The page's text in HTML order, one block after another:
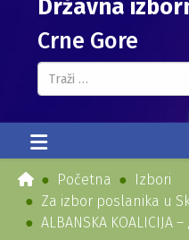
Državna
Crne Gore
Pretraga...
Početna
Izbori
Za izbor poslanika u
ALBANSKA KOALICIJA –